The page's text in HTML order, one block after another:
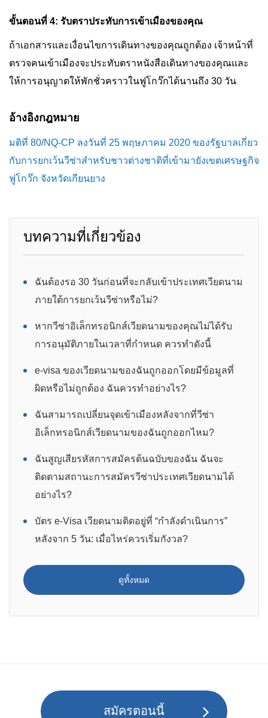
ขั้นตอนที่ 4: รับตราประทับการเข้าเมืองของคุณ
ถ้าเอกสารและเงื่อนไขการเดินทางของคุณถูกต้อง เจ้าหน้าที่
ตรวจคนเข้าเมืองจะประทับตราหนังสือเดินทางของคุณและ
ให้การอนุญาตให้พักชั่วคราวในฟูโกว๊กได้นานถึง 30 วัน
อ้างอิงกฎหมาย
มติที่ 80/NQ-CP ลงวันที่ 25 พฤษภาคม 2020 ของรัฐบาลเกี่ยว
กับการยกเว้นวีซ่าสำหรับชาวต่างชาติที่เข้ามายังเขตเศรษฐกิจ
ฟูโกว๊ก จังหวัดเกียนยาง
บทความที่เกี่ยวข้อง
ฉันต้องรอ 30 วันก่อนที่จะกลับเข้าประเทศเวียดนาม
ภายใต้การยกเว้นวีซ่าหรือไม่?
หากวีซ่าอิเล็กทรอนิกส์เวียดนามของคุณไม่ได้รับ
การอนุมัติภายในเวลาที่กำหนด ควรทำดังนี้
e-visa ของเวียดนามของฉันถูกออกโดยมีข้อมูลที่
ผิดหรือไม่ถูกต้อง ฉันควรทำอย่างไร?
ฉันสามารถเปลี่ยนจุดเข้าเมืองหลังจากที่วีซ่า
อิเล็กทรอนิกส์เวียดนามของฉันถูกออกไหม?
ฉันสูญเสียรหัสการสมัครต้นฉบับของฉัน ฉันจะ
ติดตามสถานะการสมัครวีซ่าประเทศเวียดนามได้
อย่างไร?
บัตร e-Visa เวียดนามติดอยู่ที่ “กำลังดำเนินการ”
หลังจาก 5 วัน: เมื่อไหร่ควรเริ่มกังวล?
ดูทั้งหมด
สมัครตอนนี้